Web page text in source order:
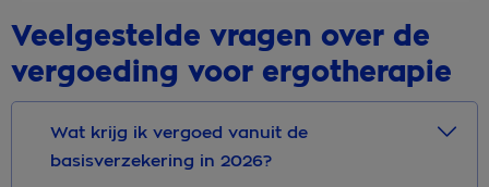
Veelgestelde vragen over de
vergoeding voor ergotherapie
Wat krijg ik vergoed vanuit de
basisverzekering in 2026?